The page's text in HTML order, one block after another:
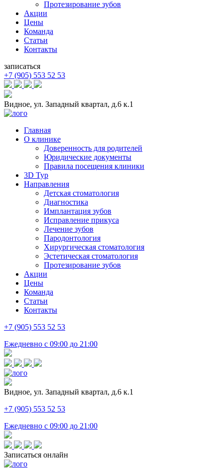
Протезирование зубов
Акции
Цены
Команда
Статьи
Контакты
записаться
+7 (905) 553 52 53
Видное, ул. Западный квартал, д.6 к.1
Главная
О клинике
Доверенность для родителей
Юридические документы
Правила посещения клиники
3D Тур
Направления
Детская стоматология
Диагностика
Имплантация зубов
Исправление прикуса
Лечение зубов
Пародонтология
Хирургическая стоматология
Эстетическая стоматология
Протезирование зубов
Акции
Цены
Команда
Статьи
Контакты
+7 (905) 553 52 53
Ежедневно с 09:00 до 21:00
Видное, ул. Западный квартал, д.6 к.1
+7 (905) 553 52 53
Ежедневно с 09:00 до 21:00
Записаться онлайн